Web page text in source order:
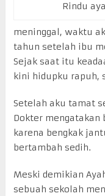
Rindu
meninggal, waktu
tahun setelah ibu
Sejak saat itu
kini hidupku rapuh,
Setelah aku tamat
Dokter mengatakan
karena bengkak
bertambah sedih.
Meski demikian
sebuah sekolah